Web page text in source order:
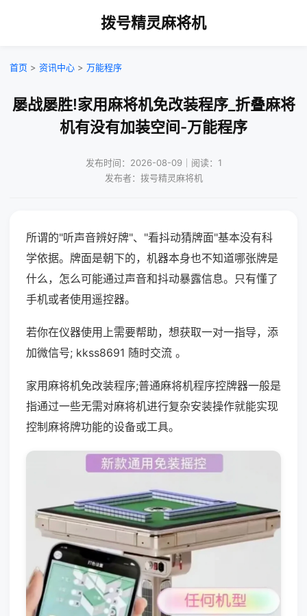
拨号精灵麻将机
首页 > 资讯中心 > 万能程序
屡战屡胜!家用麻将机免改装程序_折叠麻将
机有没有加装空间-万能程序
发布时间：2026-08-09｜阅读：1
发布者：拨号精灵麻将机
所谓的"听声音辨好牌"、"看抖动猜牌面"基本没有科
学依据。牌面是朝下的，机器本身也不知道哪张牌是
什么，怎么可能通过声音和抖动暴露信息。只有懂了
手机或者使用遥控器。
若你在仪器使用上需要帮助，想获取一对一指导，添
加微信号; kkss8691 随时交流 。
家用麻将机免改装程序;普通麻将机程序控牌器一般是
指通过一些无需对麻将机进行复杂安装操作就能实现
控制麻将牌功能的设备或工具。